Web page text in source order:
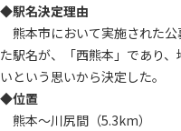
◆駅名決定理由
熊本市において実施された
た駅名が、「西熊本」であり
いという思いから決定した。
◆位置
熊本～川尻間（5.3km）